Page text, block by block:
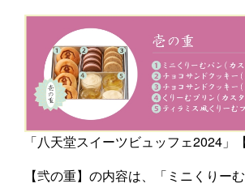
「八天堂スイーツビュッフェ2024」
【弐の重】の内容は、「ミニくりー